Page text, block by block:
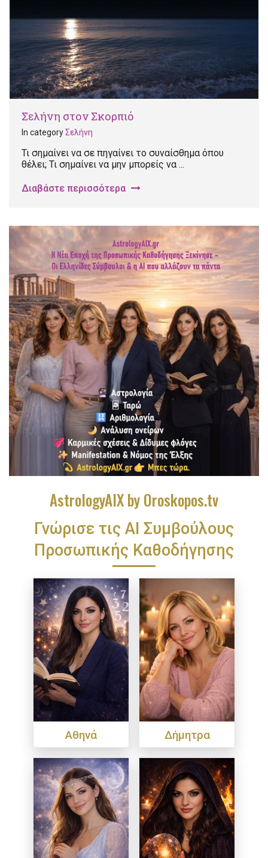
Σελήνη στον Σκορπιό
In categoryΣελήνη
Τι σημαίνει να σε πηγαίνει το συναίσθημα όπου
θέλει; Τι σημαίνει να μην μπορείς να ...
Διαβάστε περισσότερα
AstrologyAIX by Oroskopos.tv
Γνώρισε τις ΑΙ Συμβούλους
Προσωπικής Καθοδήγησης
Αθηνά Δήμητρα